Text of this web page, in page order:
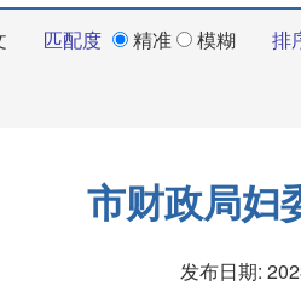
匹配度 精准 模糊 排
市财政局妇
发布日期: